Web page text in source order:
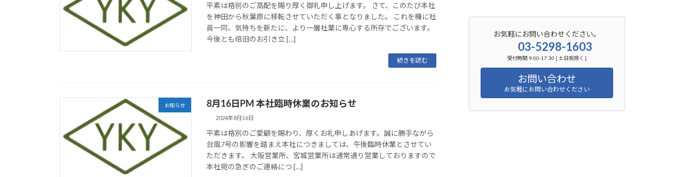
平素は格別のご高配を賜り厚く御礼申し上げます。 さて、このたび本社
を神田から秋葉原に移転させていただく事となりました。 これを機に社
員一同、気持ちを新たに、より一層社業に専心する所存でございます。
今後とも倍旧のお引き立 […]
続きを読む
お知らせ 8月16日PM 本社臨時休業のお知らせ
2024年8月16日
平素は格別のご愛顧を賜わり、厚くお礼申しあげます。誠に勝手ながら
台風7号の影響を踏まえ本社につきましては、午後臨時休業とさせてい
ただきます。 大阪営業所、宮城営業所は通常通り営業しておりますので
本社宛の急ぎのご連絡につ […]
お気軽にお問い合わせください。
03-5298-1603
受付時間 9:00-17:30 [ 土日祝除く ]
お問い合わせ
お気軽にお問い合わせください